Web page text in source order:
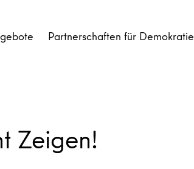
Partnerschaften für Demokratie
Zeigen!